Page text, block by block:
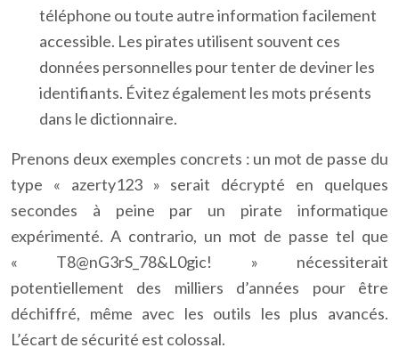
téléphone ou toute autre information facilement
accessible. Les pirates utilisent souvent ces
données personnelles pour tenter de deviner les
identifiants. Évitez également les mots présents
dans le dictionnaire.
Prenons deux exemples concrets : un mot de passe du
type « azerty123 » serait décrypté en quelques
secondes à peine par un pirate informatique
expérimenté. A contrario, un mot de passe tel que
« T8@nG3rS_78&L0gic! » nécessiterait
potentiellement des milliers d’années pour être
déchiffré, même avec les outils les plus avancés.
L’écart de sécurité est colossal.